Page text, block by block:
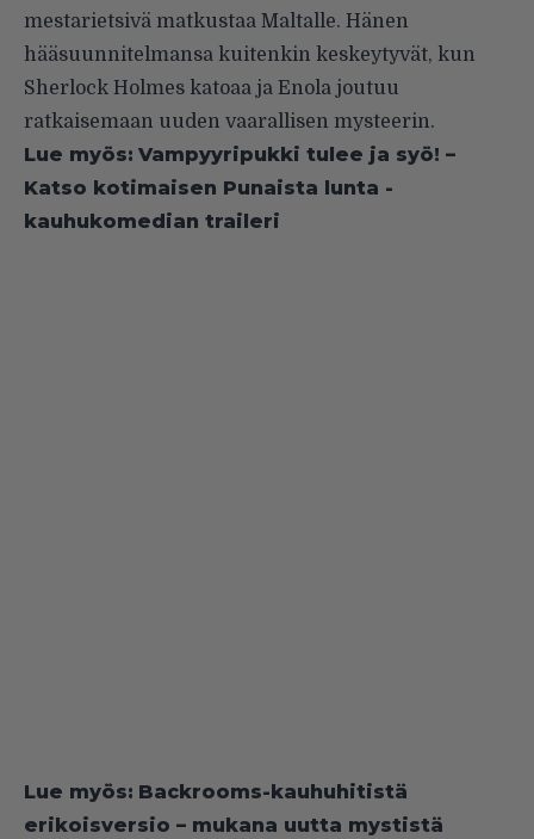
mestarietsivä matkustaa Maltalle. Hänen
hääsuunnitelmansa kuitenkin keskeytyvät, kun
Sherlock Holmes katoaa ja Enola joutuu
ratkaisemaan uuden vaarallisen mysteerin.
Lue myös: Vampyyripukki tulee ja syö! –
Katso kotimaisen Punaista lunta -
kauhukomedian traileri
Lue myös: Backrooms-kauhuhitistä
erikoisversio – mukana uutta mystistä